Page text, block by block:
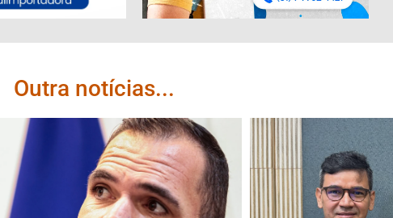
Outra notícias...